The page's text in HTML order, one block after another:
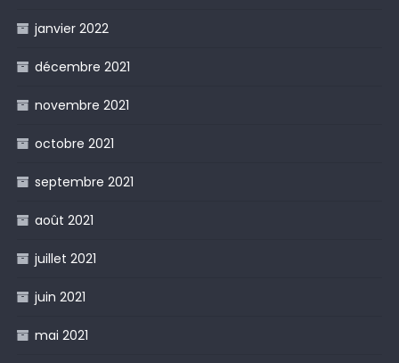
janvier 2022
décembre 2021
novembre 2021
octobre 2021
septembre 2021
août 2021
juillet 2021
juin 2021
mai 2021